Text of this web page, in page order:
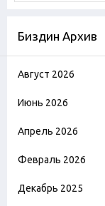
Биздин Архив
Август 2026
Июнь 2026
Апрель 2026
Февраль 2026
Декабрь 2025